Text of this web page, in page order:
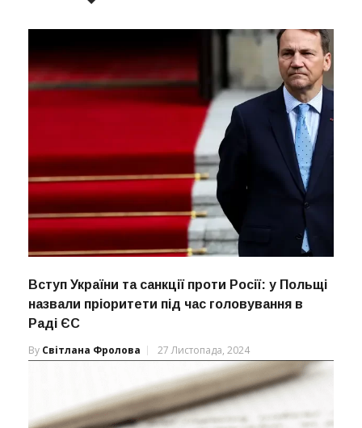
Вступ України та санкції проти Росії: у Польщі
назвали пріоритети під час головування в
Раді ЄС
By Світлана Фролова 27 Листопада, 2024